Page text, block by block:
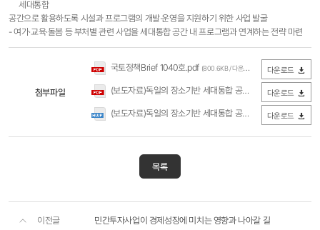
세대통합
공간으로 활용하도록 시설과 프로그램의 개발·운영을 지원하기 위한 사업 발굴
- 여가·교육·돌봄 등 부처별 관련 사업을 세대통합 공간 내 프로그램과 연계하는 전략 마련
첨부파일
국토정책Brief 1040호.pdf (800.6KB / 다운로드 493회) 다운로드
(보도자료)독일의 장소기반 세대통합 공간 조성정책(국토연구원).pdf 다운로드
(보도자료)독일의 장소기반 세대통합 공간 조성정책(국토연구원).hwp 다운로드
목록
이전글 민간투자사업이 경제성장에 미치는 영향과 나아갈 길